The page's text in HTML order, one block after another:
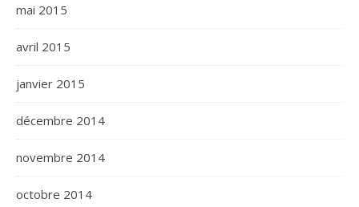
mai 2015
avril 2015
janvier 2015
décembre 2014
novembre 2014
octobre 2014